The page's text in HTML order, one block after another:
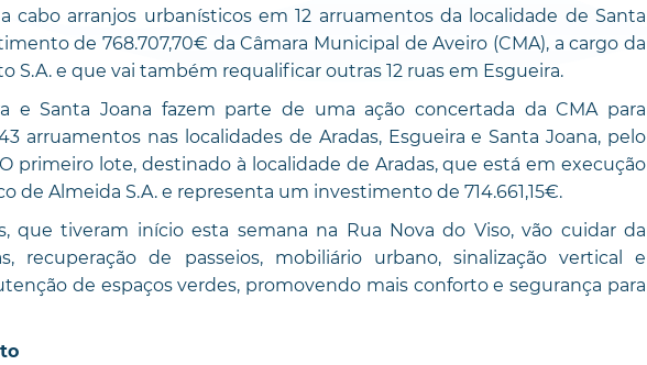
cabo arranjos urbanísticos em 12 arruamentos da localidade de Santa
de 768.707,70€ da Câmara Municipal de Aveiro (CMA), a cargo da
S.A. e que vai também requalificar outras 12 ruas em Esgueira.
e Santa Joana fazem parte de uma ação concertada da CMA para
arruamentos nas localidades de Aradas, Esgueira e Santa Joana, pelo
primeiro lote, destinado à localidade de Aradas, que está em execução
de Almeida S.A. e representa um investimento de 714.661,15€.
que tiveram início esta semana na Rua Nova do Viso, vão cuidar da
recuperação de passeios, mobiliário urbano, sinalização vertical e
de espaços verdes, promovendo mais conforto e segurança para